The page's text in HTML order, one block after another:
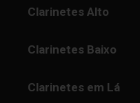
Clarinetes Alto
Clarinetes Baixo
Clarinetes em Lá